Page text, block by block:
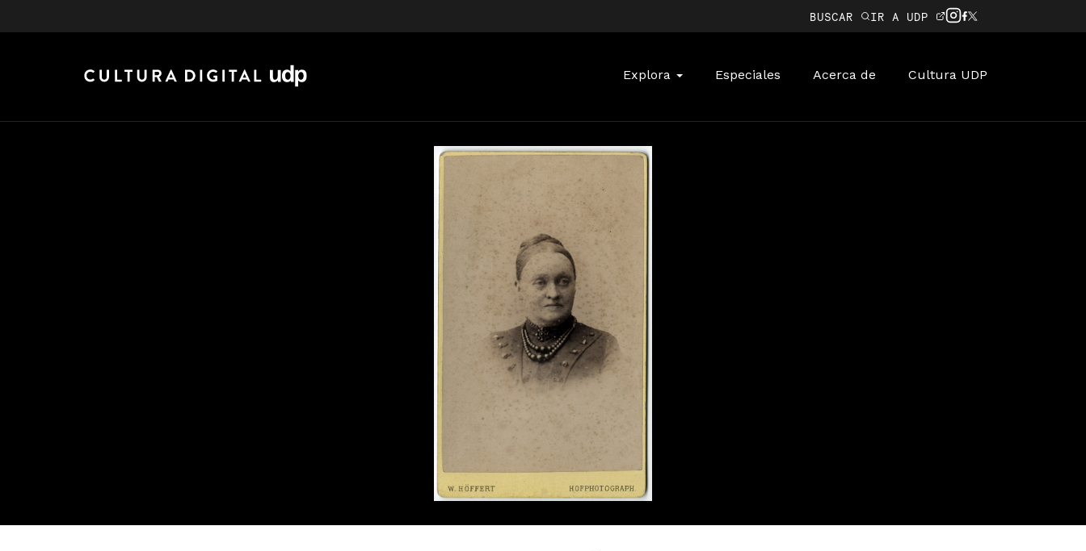
BUSCAR IR A UDP
Explora Especiales Acerca de Cultura UDP